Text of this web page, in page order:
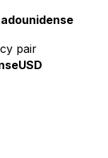
pair
USD